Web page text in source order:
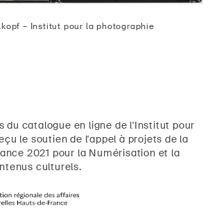
– Institut pour la photographie
du catalogue en ligne de l'Institut pour
le soutien de l'appel à projets de la
2021 pour la Numérisation et la
culturels.